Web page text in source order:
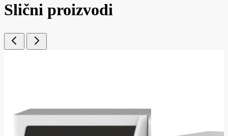
Slični proizvodi